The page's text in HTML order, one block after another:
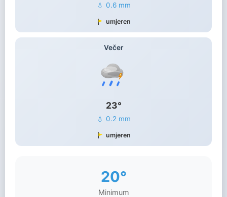
💧 0.6 mm
umjeren
Večer
23°
💧 0.2 mm
umjeren
20°
Minimum